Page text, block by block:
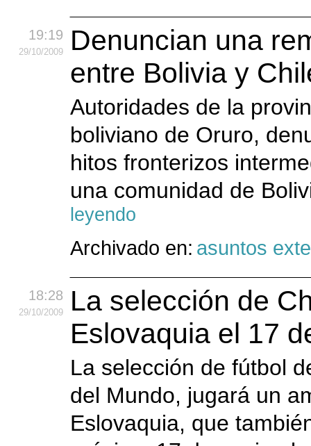
19:19
29/10/2009
Denuncian una
entre Bolivia y
Autoridades de la
boliviano de Oruro,
hitos fronterizos
una comunidad de
leyendo
Archivado en: asuntos
18:28
29/10/2009
La selección de
Eslovaquia el 17
La selección de fútbol
del Mundo, jugará un
Eslovaquia, que